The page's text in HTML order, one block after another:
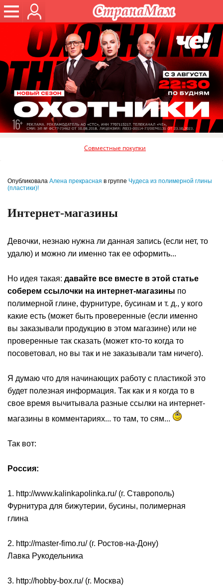
Совместные покупки
Опубликовала Алена прекрасная в группе Чудеса из полимерной глины
(пластики)!
Интернет-магазины
Девочки, незнаю нужна ли данная запись (если нет, то
удалю) и можно ли именно так ее оформить...
Но идея такая: давайте все вместе в этой статье
соберем ссылочки на интернет-магазины по
полимерной глине, фурнитуре, бусинам и т. д., у кого
какие есть (может быть проверенные (если именно
вы заказывали продукцию в этом магазине) или не
проверенные так сказать (может кто-то когда то
посоветовал, но вы так и не заказывали там ничего).
Я думаю что для начинающих работу с пластикой это
будет полезная информация. Так как и я когда то в
свое время вычитывала разные ссылки на интернет-
магазины в комментариях... то там, то сям...
Так вот:
Россия:
1. http://www.kalinkapolinka.ru/ (г. Ставрополь)
Фурнитура для бижутерии, бусины, полимерная
глина
2. http://master-fimo.ru/ (г. Ростов-на-Дону)
Лавка Рукодельника
3. http://hobby-box.ru/ (г. Москва)